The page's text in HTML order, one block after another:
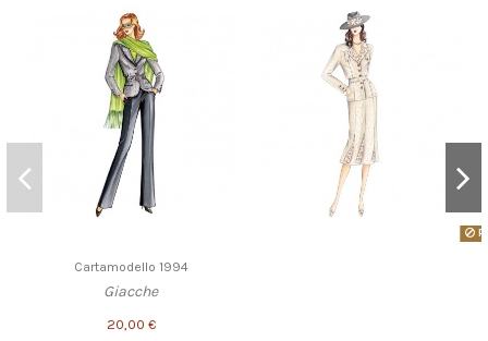
Cartamodello 1994
Giacche
20,00 €